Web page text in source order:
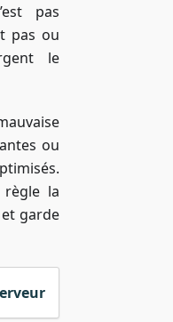
pas
pas ou
le
ou
la
garde